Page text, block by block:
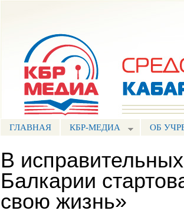
ГЛАВНАЯ КБР-МЕДИА ОБ
В
Балкарии
свою жизнь»